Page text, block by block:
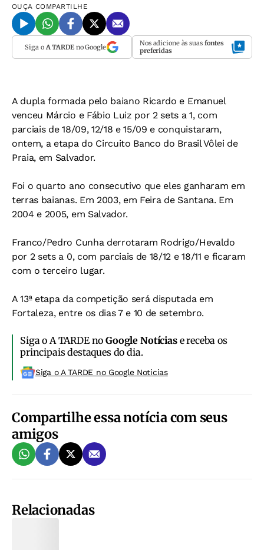
OUÇA COMPARTILHE
Siga o A TARDEno Google Nos adicione às suas fontes
preferidas
A dupla formada pelo baiano Ricardo e Emanuel
venceu Márcio e Fábio Luiz por 2 sets a 1, com
parciais de 18/09, 12/18 e 15/09 e conquistaram,
ontem, a etapa do Circuito Banco do Brasil Vôlei de
Praia, em Salvador.
Foi o quarto ano consecutivo que eles ganharam em
terras baianas. Em 2003, em Feira de Santana. Em
2004 e 2005, em Salvador.
Franco/Pedro Cunha derrotaram Rodrigo/Hevaldo
por 2 sets a 0, com parciais de 18/12 e 18/11 e ficaram
com o terceiro lugar.
A 13ª etapa da competição será disputada em
Fortaleza, entre os dias 7 e 10 de setembro.
Siga o A TARDE noGoogle Notíciase receba os
principais destaques do dia.
Siga o A TARDE no Google Noticias
Compartilhe essa notícia com seus
amigos
Relacionadas